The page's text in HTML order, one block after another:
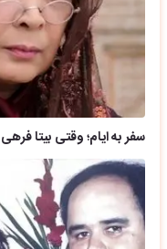
سفر به ایام؛ وقتی بیتا فرهی